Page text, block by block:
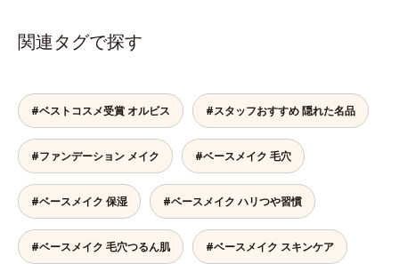
関連タグで探す
#ベストコスメ受賞 オルビス #スタッフおすすめ 隠れた名品
#ファンデーション メイク #ベースメイク 毛穴
#ベースメイク 保湿 #ベースメイク ハリつや習慣
#ベースメイク 毛穴つるん肌 #ベースメイク スキンケア